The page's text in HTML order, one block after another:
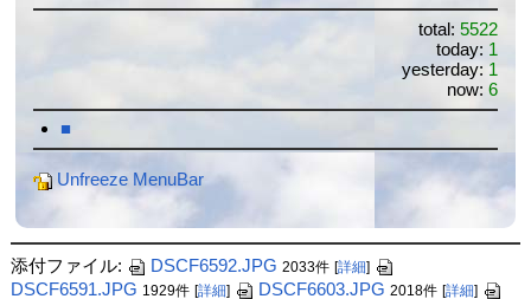
total:5522
today: 1
yesterday: 1
now:6
■
Unfreeze MenuBar
添付ファイル: DSCF6592.JPG 2033件 [詳細]
DSCF6591.JPG 1929件 [詳細] DSCF6603.JPG 2018件 [詳細]